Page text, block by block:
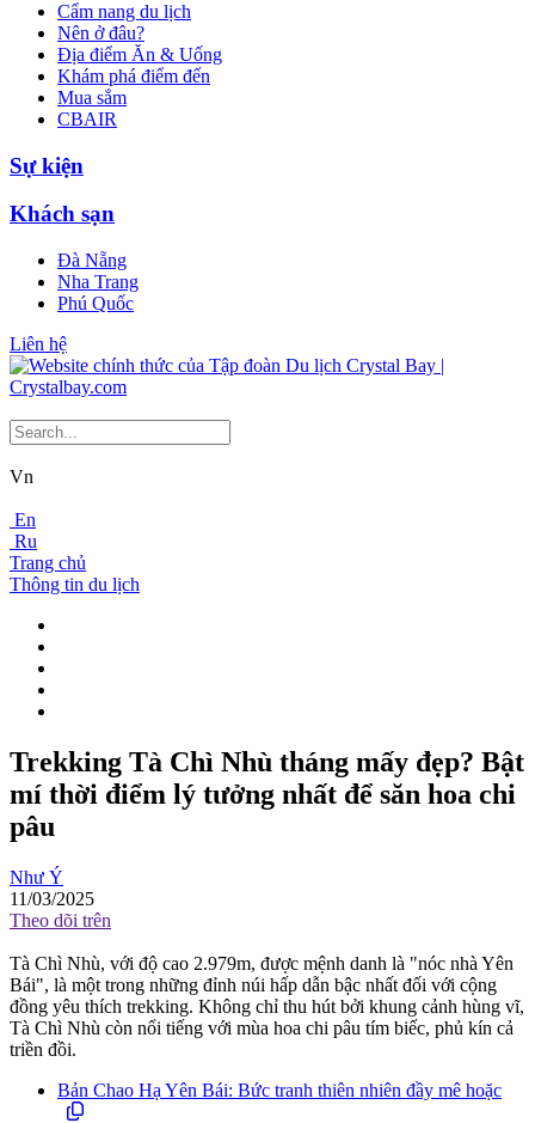
Cẩm nang du lịch
Nên ở đâu?
Địa điểm Ăn & Uống
Khám phá điểm đến
Mua sắm
CBAIR
Sự kiện
Khách sạn
Đà Nẵng
Nha Trang
Phú Quốc
Liên hệ
Vn
En
Ru
Trang chủ
Thông tin du lịch
Trekking Tà Chì Nhù tháng mấy đẹp? Bật
mí thời điểm lý tưởng nhất để săn hoa chi
pâu
Như Ý
11/03/2025
Theo dõi trên
Tà Chì Nhù, với độ cao 2.979m, được mệnh danh là "nóc nhà Yên
Bái", là một trong những đỉnh núi hấp dẫn bậc nhất đối với cộng
đồng yêu thích trekking. Không chỉ thu hút bởi khung cảnh hùng vĩ,
Tà Chì Nhù còn nổi tiếng với mùa hoa chi pâu tím biếc, phủ kín cả
triền đồi.
Bản Chao Hạ Yên Bái: Bức tranh thiên nhiên đầy mê hoặc